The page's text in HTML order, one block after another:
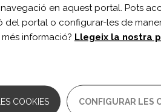
esforços per atendre les
pràctica esportiva entre les persones
en aquest portal. Pots
del portal o configurar-les de
informació? Llegeix la nostra
COOKIES CONFIGURAR LES